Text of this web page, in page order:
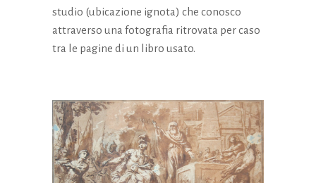
studio (ubicazione ignota) che conosco
attraverso una fotografia ritrovata per caso
tra le pagine di un libro usato.